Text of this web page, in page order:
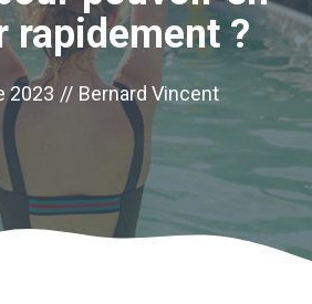
rapidement ?
2023 // Bernard Vincent